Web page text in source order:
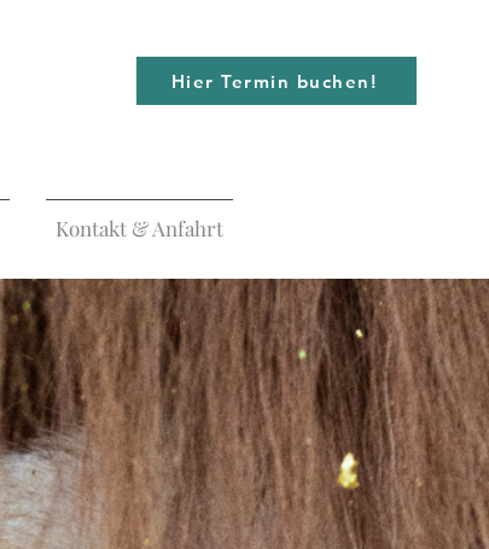
Hier Termin buchen!
Kontakt & Anfahrt